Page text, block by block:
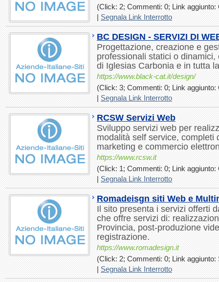
(Click: 2; Commenti: 0; Link aggiunto:
|Segnala Link Interrotto
BC DESIGN - SERVIZI DI
Progettazione, creazione e
professionali statici o
di Iglesias Carbonia e in tutta
https://www.black-cat.it/design/
(Click: 3; Commenti: 0; Link aggiunto:
|Segnala Link Interrotto
RCSW Servizi Web
Sviluppo servizi web per
modalità self service, completi
marketing e commercio
https://www.rcsw.it
(Click: 1; Commenti: 0; Link aggiunto:
|Segnala Link Interrotto
Romadeisgn siti Web e
Il sito presenta i servizi offerti
che offre servizi di:
Provincia, post-produzione
registrazione.
https://www.romadesign.it
(Click: 2; Commenti: 0; Link aggiunto:
|Segnala Link Interrotto